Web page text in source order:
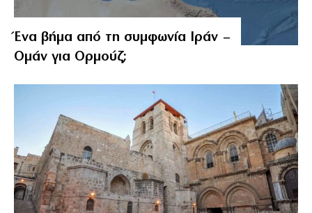
Ένα βήμα από τη συμφωνία Ιράν –
Ομάν για Ορμούζ;